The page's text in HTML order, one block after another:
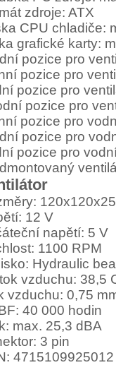
zdroje: ATX
CPU chladiče:
grafické karty:
pozice pro
pozice pro
pozice pro
pozice pro
pozice pro
pozice pro
pozice pro
12 V
napětí: 5 V
1100 RPM
Hydraulic
vzduchu: 38,5
vzduchu: 0,75
40 000 hodin
max. 25,3 dBA
3 pin
4715109925012